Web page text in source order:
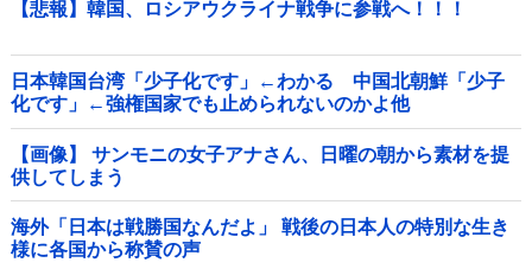
【悲報】韓国、ロシアウクライナ戦争に参戦へ！！！
日本韓国台湾「少子化です」←わかる 中国北朝鮮「少子
化です」←強権国家でも止められないのかよ他
【画像】 サンモニの女子アナさん、日曜の朝から素材を提
供してしまう
海外「日本は戦勝国なんだよ」 戦後の日本人の特別な生き
様に各国から称賛の声